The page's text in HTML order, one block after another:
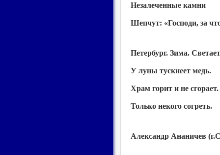
Незалеченные камни
Шепчут: «Господи, за
Петербург. Зима.
У луны тускнеет медь.
Храм горит и не сгорает.
Только некого согреть.
Александр Ананичев